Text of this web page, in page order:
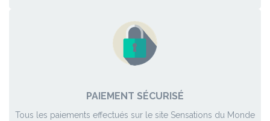
PAIEMENT SÉCURISÉ
Tous les paiements effectués sur le site Sensations du Monde